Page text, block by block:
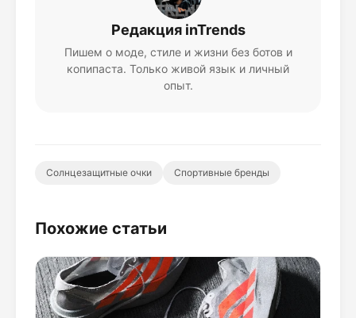
Редакция inTrends
Пишем о моде, стиле и жизни без ботов и
копипаста. Только живой язык и личный
опыт.
Солнцезащитные очки Спортивные бренды
Похожие статьи